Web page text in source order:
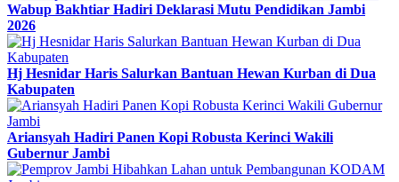
Wabup Bakhtiar Hadiri Deklarasi Mutu Pendidikan Jambi
2026
Hj Hesnidar Haris Salurkan Bantuan Hewan Kurban di Dua
Kabupaten
Ariansyah Hadiri Panen Kopi Robusta Kerinci Wakili
Gubernur Jambi